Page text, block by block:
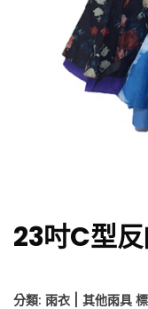
23吋C型
分類: 雨衣 | 其他雨具